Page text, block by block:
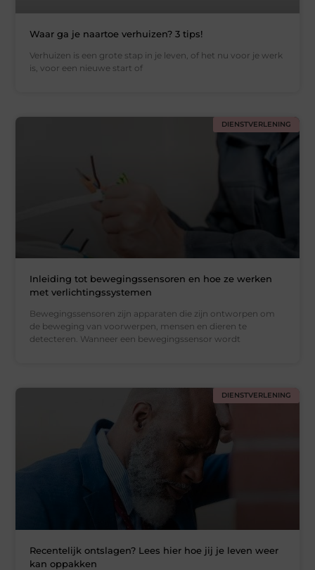
Waar ga je naartoe verhuizen? 3 tips!
Verhuizen is een grote stap in je leven, of het nu voor je werk
is, voor een nieuwe start of
DIENSTVERLENING
Inleiding tot bewegingssensoren en hoe ze werken
met verlichtingssystemen
Bewegingssensoren zijn apparaten die zijn ontworpen om
de beweging van voorwerpen, mensen en dieren te
detecteren. Wanneer een bewegingssensor wordt
DIENSTVERLENING
Recentelijk ontslagen? Lees hier hoe jij je leven weer
kan oppakken